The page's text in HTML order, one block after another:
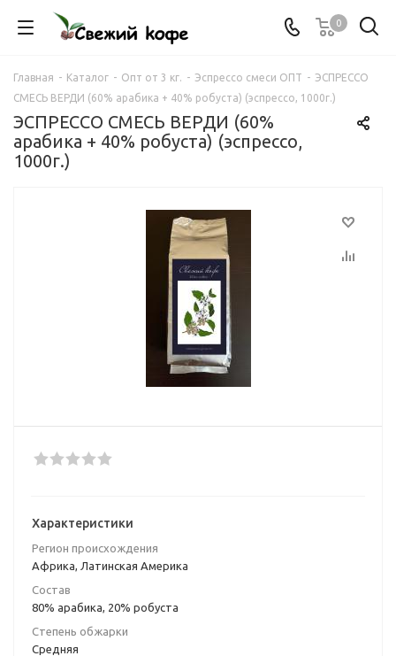
0
Главная - Каталог - Опт от 3 кг. - Эспрессо смеси ОПТ - ЭСПРЕССО
СМЕСЬ ВЕРДИ (60% арабика + 40% робуста) (эспрессо, 1000г.)
ЭСПРЕССО СМЕСЬ ВЕРДИ (60%
арабика + 40% робуста) (эспрессо,
1000г.)
Характеристики
Регион происхождения
Африка, Латинская Америка
Состав
80% арабика, 20% робуста
Степень обжарки
Средняя